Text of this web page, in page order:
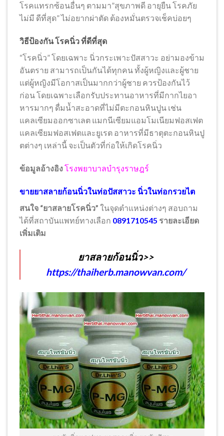
โรคแทรกซ้อนอื่นๆ ตามมา”สุขภาพดี อายุยืน โรคภัย
ไม่มี ดีที่สุด” ไม่อยากผ่าตัด ต้องหมั่นตรวจเช็คบ่อยๆ
วิธีป้องกัน โรคนิ่ว ที่ดีที่สุด
“โรคนิ่ว” โดยเฉพาะ นิ่วกระเพาะปัสสาวะ อย่ามองข้าม
อันตราย สามารถเป็นกันได้ทุกคน ทั้งผู้หญิงและผู้ชาย
แต่ผู้หญิงมีโอกาสเป็นมากกว่าผู้ชาย ควรป้องกันไว้
ก่อน โดยเฉพาะเลือกรับประทานอาหารที่มีกากไยอา
หารมากๆ ดื่มน้ำสะอาดที่ไม่มีตะกอนหินปูน เช่น
แคลเซียมออกซาเลต แมกนีเซียมแอมโมเนียมฟอสเฟต
แคลเซียมฟอสเฟตและยูเรต อาหารที่มีธาตุตะกอนหินปู
ตต่างๆ เหล่านี้ จะเป็นตัวที่ก่อให้เกิดโรคนิ่ว
ข้อมูลอ้างอิงโรงพยาบาลบำรุงราษฎร์
ขายยาสลายก้อนนิ่วในท่อปัสสาวะ นิ่วในท่อกรวยไต
สนใจ “ยาสลายโรคนิ่ว” ในจุดตำแหน่งต่างๆ สอบถาม
ได้ที่สถาบันแพทย์ทางเลือก 0891710545 รายละเอียด
เพิ่มเติม
ยาสลายก้อนนิ่ว>>
https://thaiherb.manowvan.com/